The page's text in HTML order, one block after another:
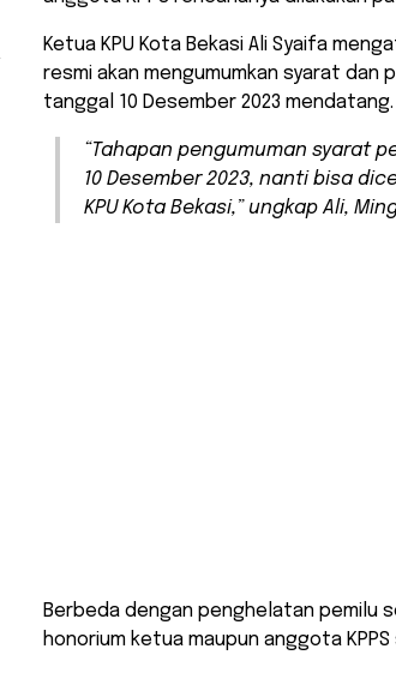
Ketua KPU Kota Bekasi Ali Syaifa
resmi akan mengumumkan syarat dan
tanggal 10 Desember 2023 mendatang.
“Tahapan pengumuman syarat
10 Desember 2023, nanti bisa
KPU Kota Bekasi,” ungkap Ali,
Berbeda dengan penghelatan pemilu
honorium ketua maupun anggota KPPS